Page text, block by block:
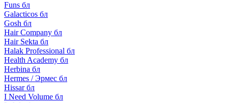
Funs бл
Galacticos бл
Gosh бл
Hair Company бл
Hair Sekta бл
Halak Professional бл
Health Academy бл
Herbina бл
Hermes / Эрмес бл
Hissar бл
I Need Volume бл